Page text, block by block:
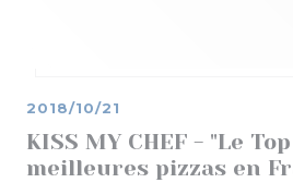
KISS MY CHEF - "Le
meilleures pizzas en
2018/10/21